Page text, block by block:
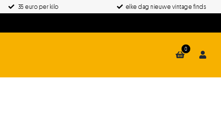
35 euro per kilo elke dag nieuwe vintage finds
0